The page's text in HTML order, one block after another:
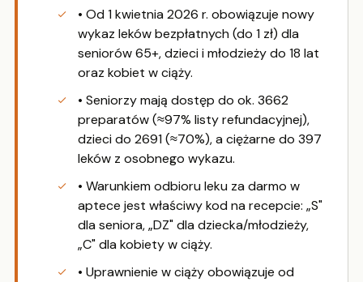
• Od 1 kwietnia 2026 r. obowiązuje nowy
wykaz leków bezpłatnych (do 1 zł) dla
seniorów 65+, dzieci i młodzieży do 18 lat
oraz kobiet w ciąży.
• Seniorzy mają dostęp do ok. 3662
preparatów (≈97% listy refundacyjnej),
dzieci do 2691 (≈70%), a ciężarne do 397
leków z osobnego wykazu.
• Warunkiem odbioru leku za darmo w
aptece jest właściwy kod na recepcie: „S"
dla seniora, „DZ" dla dziecka/młodzieży,
„C" dla kobiety w ciąży.
• Uprawnienie w ciąży obowiązuje od